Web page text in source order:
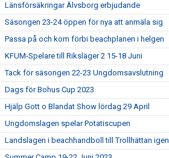
Länsförsäkringar Älvsborg erbjudande
Säsongen 23-24 öppen för nya att anmäla sig
Passa på och kom förbi beachplanen i helgen
KFUM-Spelare till Riksläger 2 15-18 Juni
Tack för säsongen 22-23 Ungdomsavslutning
Dags för Bohus Cup 2023
Hjälp Gott o Blandat Show lördag 29 April
Ungdomslagen spelar Potatiscupen
Landslagen i beachhandboll till Trollhättan igen